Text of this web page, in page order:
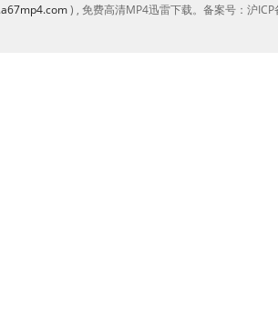
) , 免费高清MP4迅雷下载。备案号：沪